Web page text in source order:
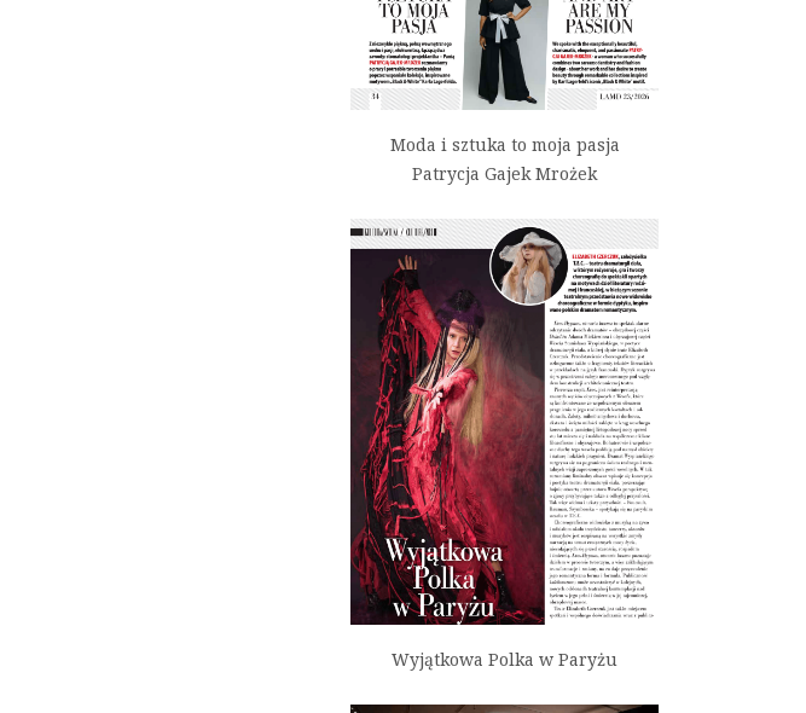
Moda i sztuka to moja pasja
Patrycja Gajek Mrożek
Wyjątkowa Polka w Paryżu